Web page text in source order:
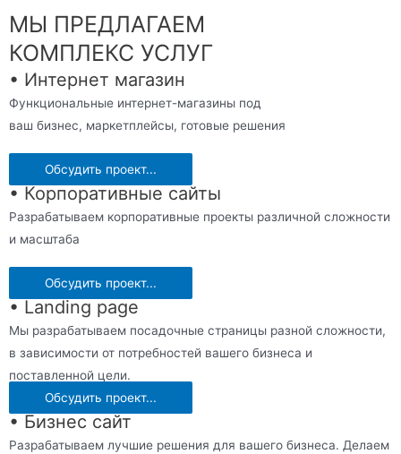
МЫ ПРЕДЛАГАЕМ
КОМПЛЕКС УСЛУГ
• Интернет магазин
Функциональные интернет-магазины под
ваш бизнес, маркетплейсы, готовые решения
Обсудить проект...
• Корпоративные сайты
Разрабатываем корпоративные проекты различной сложности
и масштаба
Обсудить проект...
• Landing page
Мы разрабатываем посадочные страницы разной сложности,
в зависимости от потребностей вашего бизнеса и
поставленной цели.
Обсудить проект...
• Бизнес сайт
Разрабатываем лучшие решения для вашего бизнеса. Делаем